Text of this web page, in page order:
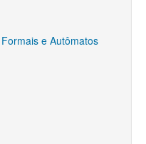
e Autômatos